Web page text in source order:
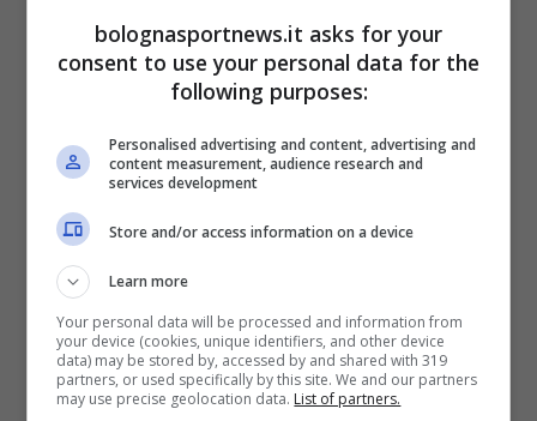
SCONSIGLIATO Locatelli
Weah, Danilo
INDISPONIBILI
Milik, Bremer, Luiz,
Gonzalez, Cabal,
LEGGI LA PAGINA SEGUENTE PER I
CONSIGLI SUL BOLOGNA →
bolognasportnews.it asks for your
consent to use your personal data for the
following purposes:
Personalised advertising and content, advertising and
content measurement, audience research and
services development
Store and/or access information on a device
Learn more
Your personal data will be processed and information from
your device (cookies, unique identifiers, and other device
data) may be stored by, accessed by and shared with 319
partners, or used specifically by this site. We and our partners
may use precise geolocation data. List of partners.